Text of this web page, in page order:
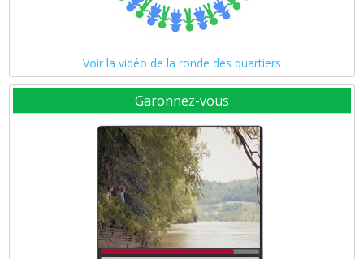
Voir la vidéo de la ronde des quartiers
Garonnez-vous